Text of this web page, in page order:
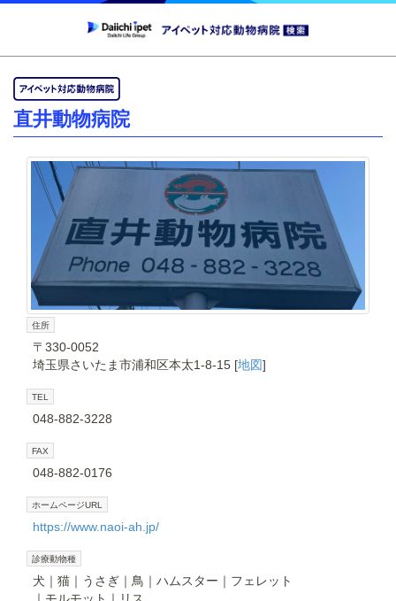
直井動物病院
住所
〒330-0052
埼玉県さいたま市浦和区本太1-8-15 [地図]
TEL
048-882-3228
FAX
048-882-0176
ホームページURL
https://www.naoi-ah.jp/
診療動物種
犬 猫 うさぎ 鳥 ハムスター
フェレット